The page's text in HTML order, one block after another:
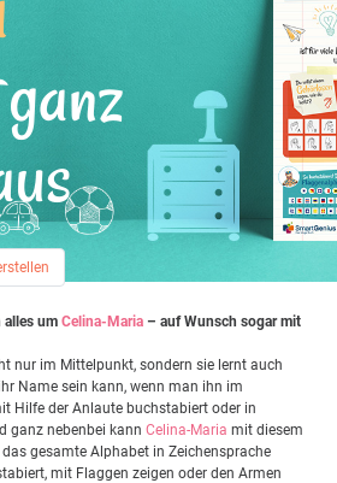
alles um Celina-Maria – auf Wunsch sogar mit
nur im Mittelpunkt, sondern sie lernt auch
Name sein kann, wenn man ihn im
Hilfe der Anlaute buchstabiert oder in
ganz nebenbei kann Celina-Maria mit diesem
gesamte Alphabet in Zeichensprache
mit Flaggen zeigen oder den Armen